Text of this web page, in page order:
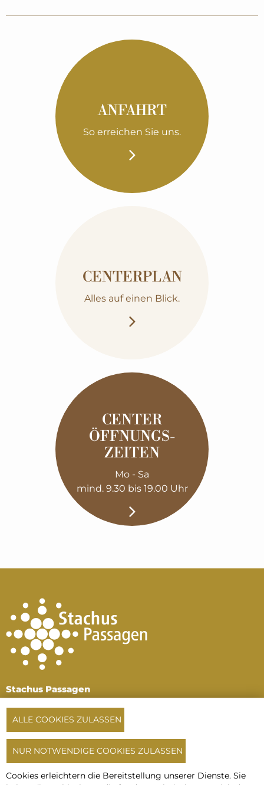
ANFAHRT
So erreichen Sie uns.
CENTERPLAN
Alles auf einen Blick.
CENTER
ÖFFNUNGS­
ZEITEN
Mo - Sa
mind. 9.30 bis 19.00 Uhr
Stachus Passagen
Untergeschoss
Tel:+49 89 516 196 64
oder+49 172 720 33 14
Cookies erleichtern die Bereitstellung unserer Dienste. Sie
ALLE COOKIES ZULASSEN
NUR NOTWENDIGE COOKIES ZULASSEN